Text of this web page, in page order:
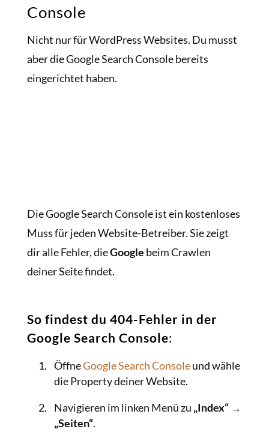
Console
Nicht nur für WordPress Websites. Du musst
aber die Google Search Console bereits
eingerichtet haben.
Die Google Search Console ist ein kostenloses
Muss für jeden Website-Betreiber. Sie zeigt
dir alle Fehler, dieGoogle beim Crawlen
deiner Seite findet.
So findest du 404-Fehler in der
Google Search Console:
ÖffneGoogle Search Consoleund wähle
die Property deiner Website.
Navigieren im linken Menü zu „Index“ →
„Seiten“.